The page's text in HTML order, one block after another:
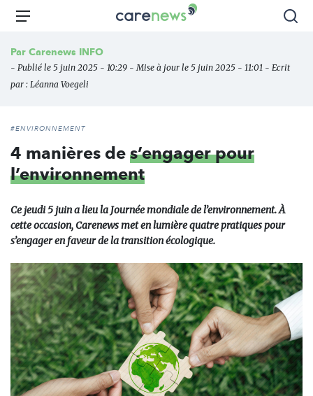
Aller
principal
Carenews,
des
Menu
Par Carenews INFO
- Publié le 5 juin 2025 - 10:29 - Mise à jour le 5 juin 2025 - 11:01 - Ecrit
par : Léanna Voegeli
#ENVIRONNEMENT
4 manières de s’engager pour
l’environnement
Ce jeudi 5 juin a lieu la Journée mondiale de l’environnement. À
cette occasion, Carenews met en lumière quatre pratiques pour
s’engager en faveur de la transition écologique.